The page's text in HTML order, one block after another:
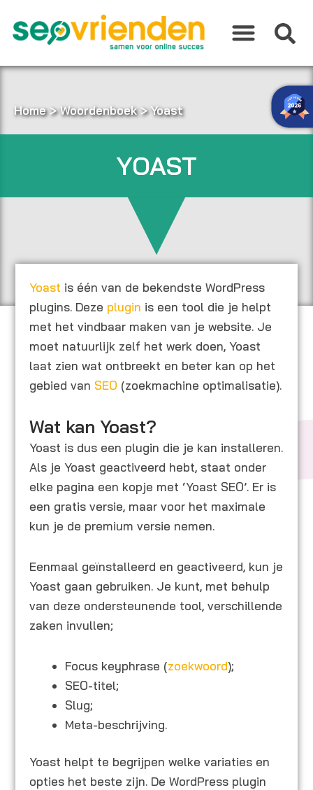
naar
inhoud
Home>Woordenboek>Yoast
YOAST
Yoast is één van de bekendste WordPress
plugins. Deze plugin is een tool die je helpt
met het vindbaar maken van je website. Je
moet natuurlijk zelf het werk doen, Yoast
laat zien wat ontbreekt en beter kan op het
gebied van SEO (zoekmachine optimalisatie).
Wat kan Yoast?
Yoast is dus een plugin die je kan installeren.
Als je Yoast geactiveerd hebt, staat onder
elke pagina een kopje met ‘Yoast SEO’. Er is
een gratis versie, maar voor het maximale
kun je de premium versie nemen.
Eenmaal geïnstalleerd en geactiveerd, kun je
Yoast gaan gebruiken. Je kunt, met behulp
van deze ondersteunende tool, verschillende
zaken invullen;
Focus keyphrase (zoekwoord);
SEO-titel;
Slug;
Meta-beschrijving.
Yoast helpt te begrijpen welke variaties en
opties het beste zijn. De WordPress plugin